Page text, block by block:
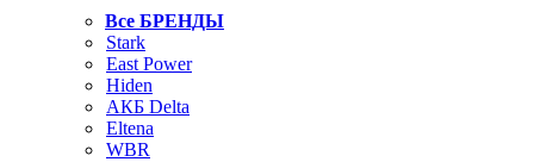
Все БРЕНДЫ
Stark
East Power
Hiden
АКБ Delta
Eltena
WBR